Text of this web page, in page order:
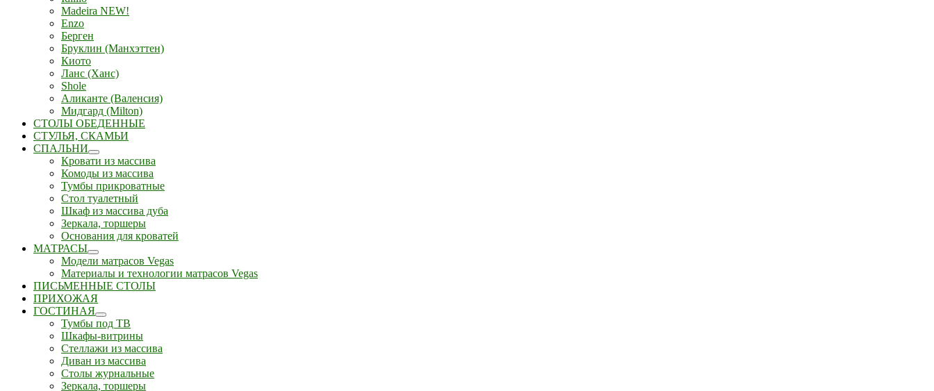
Madeira NEW!
Enzo
Берген
Бруклин (Манхэттен)
Киото
Ланс (Ханс)
Shole
Аликанте (Валенсия)
Мидгард (Milton)
СТОЛЫ ОБЕДЕННЫЕ
СТУЛЬЯ, СКАМЬИ
СПАЛЬНИ
Кровати из массива
Комоды из массива
Тумбы прикроватные
Стол туалетный
Шкаф из массива дуба
Зеркала, торшеры
Основания для кроватей
МАТРАСЫ
Модели матрасов Vegas
Материалы и технологии матрасов Vegas
ПИСЬМЕННЫЕ СТОЛЫ
ПРИХОЖАЯ
ГОСТИНАЯ
Тумбы под ТВ
Шкафы-витрины
Стеллажи из массива
Диван из массива
Столы журнальные
Зеркала, торшеры